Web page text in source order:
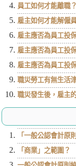
員工如何才能離職？
雇主如何才能解僱
雇主應否為員工投
雇主應否為員工投
雇主應否為員工投
職災勞工有無生活
職災發生後，雇主
「一般公認會計原
「商業」之範圍？